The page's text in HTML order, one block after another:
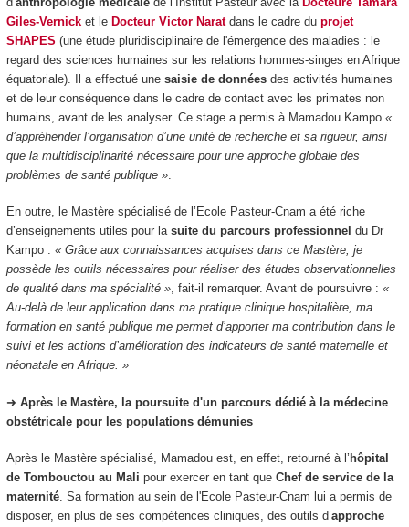
Giles-Vernicket le Docteur Victor Naratdans le cadre du projet
SHAPES (une étude pluridisciplinaire de l'émergence des maladies : le
regard des sciences humaines sur les relations hommes-singes en Afrique
équatoriale). Il a effectué une saisie de données des activités humaines
et de leur conséquence dans le cadre de contact avec les primates non
humains, avant de les analyser. Ce stage a permis à Mamadou Kampo«
d’appréhender l’organisation d’une unité de recherche et sa rigueur, ainsi
que la multidisciplinarité nécessaire pour une approche globale des
problèmes de santé publique ».
En outre, le Mastère spécialisé de l’Ecole Pasteur-Cnam a été riche
d’enseignements utiles pour la suite du parcours professionnel du Dr
Kampo : « Grâce aux connaissances acquises dans ce Mastère, je
possède les outils nécessaires pour réaliser des études observationnelles
de qualité dans ma spécialité », fait-il remarquer. Avant de poursuivre : «
Au-delà de leur application dans ma pratique clinique hospitalière, ma
formation en santé publique me permet d’apporter ma contribution dans le
suivi et les actions d’amélioration des indicateurs de santé maternelle et
néonatale en Afrique. »
➜ Après le Mastère, la poursuite d'un parcours dédié à la médecine
obstétricale pour les populations démunies
Après le Mastère spécialisé, Mamadou est, en effet, retourné à l’ hôpital
de Tombouctou au Mali pour exercer en tant que Chef de service de la
maternité. Sa formation au sein de l'Ecole Pasteur-Cnam lui a permis de
disposer, en plus de ses compétences cliniques, des outils d’approche